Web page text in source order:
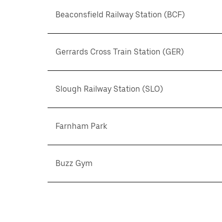
Beaconsfield Railway Station (BCF)
Gerrards Cross Train Station (GER)
Slough Railway Station (SLO)
Farnham Park
Buzz Gym